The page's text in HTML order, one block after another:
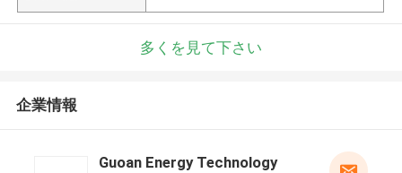
多くを見て下さい
企業情報
Guoan Energy Technology